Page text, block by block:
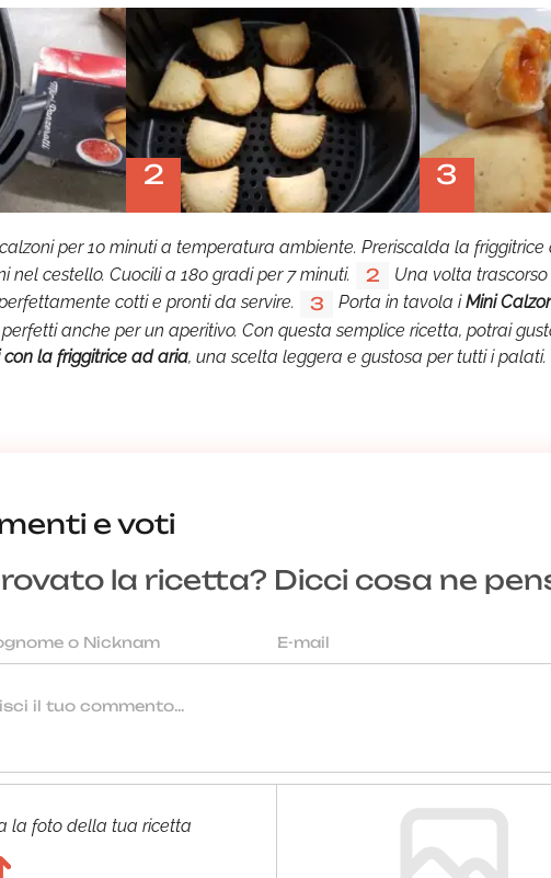
2 3
per 10 minuti a temperatura ambiente. Preriscalda la
nel cestello. Cuocili a 180 gradi per 7 minuti.
2
Una volta
cotti e pronti da servire.
3 Porta in tavola iMini
anche per un aperitivo. Con questa semplice ricetta, potrai
la friggitrice ad aria, una scelta leggera e gustosa per tutti i
e voti
la ricetta? Dicci cosa ne
la foto della tua ricetta